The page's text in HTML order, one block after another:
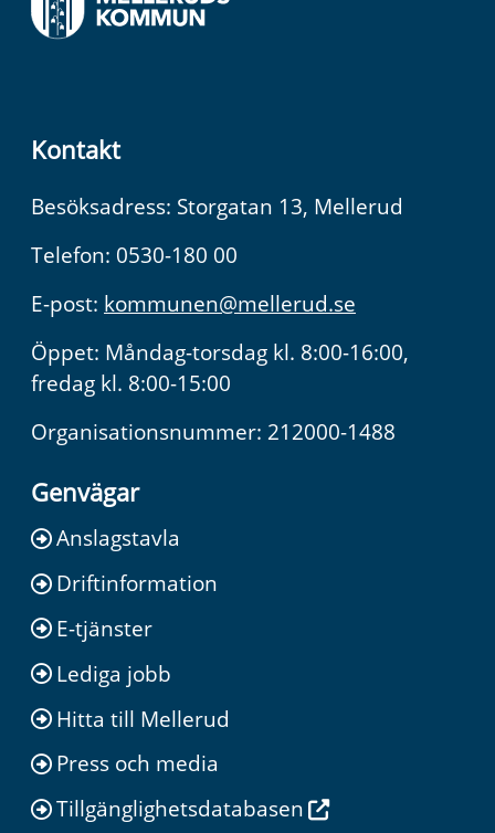
Kontakt
Besöksadress: Storgatan 13, Mellerud
Telefon: 0530-180 00
E-post: kommunen@mellerud.se
Öppet: Måndag-torsdag kl. 8:00-16:00,
fredag kl. 8:00-15:00
Organisationsnummer: 212000-1488
Genvägar
Anslagstavla
Driftinformation
E-tjänster
Lediga jobb
Hitta till Mellerud
Press och media
Tillgänglighetsdatabasen